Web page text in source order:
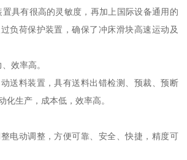
具有很高的灵敏度，再加上国际设备通用的
负荷保护装置，确保了冲床滑块高速运动及
效率高。
送料装置，具有送料出错检测、预裁、预断
化生产，成本低，效率高。
电动调整，方便可靠、安全、快捷，精度可